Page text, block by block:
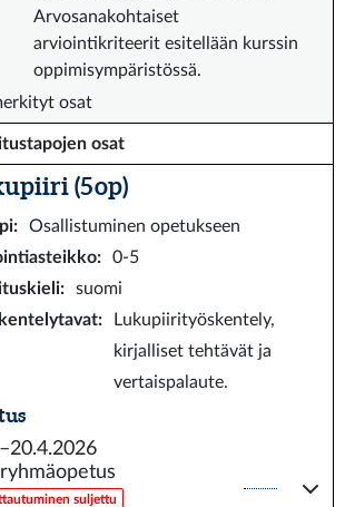
Arvosanakohtaiset
arviointikriteerit esitellään kurssin
oppimisympäristössä.
osat
osat
(5 op)
:
Osallistuminen opetukseen
:
0-5
:
suomi
:
Lukupiirityöskentely,
kirjalliset tehtävät ja
vertaispalaute.
suljettu